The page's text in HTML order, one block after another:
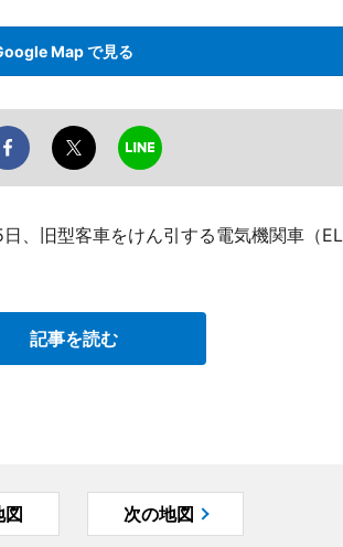
Map で見る
、旧型客車をけん引する電気機関車（
記事を読む
図 次の地図